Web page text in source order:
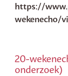
https://
wekenecho/
20-
onderzoek)